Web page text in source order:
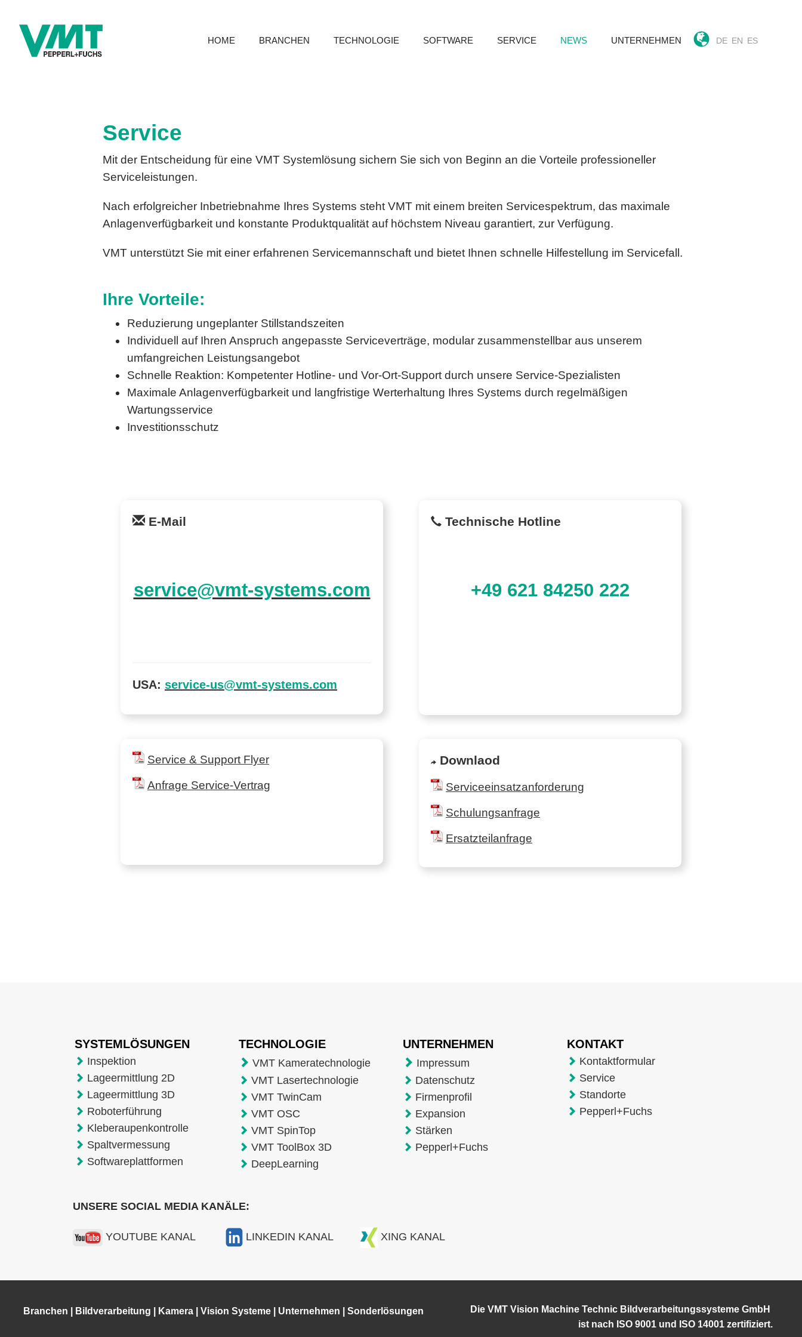
HOME BRANCHEN TECHNOLOGIE SOFTWARE SERVICE NEWS UNTERNEHMEN DE EN ES
Service
Mit der Entscheidung für eine VMT Systemlösung sichern Sie sich von Beginn an die Vorteile professioneller
Serviceleistungen.
Nach erfolgreicher Inbetriebnahme Ihres Systems steht VMT mit einem breiten Servicespektrum, das maximale
Anlagenverfügbarkeit und konstante Produktqualität auf höchstem Niveau garantiert, zur Verfügung.
VMT unterstützt Sie mit einer erfahrenen Servicemannschaft und bietet Ihnen schnelle Hilfestellung im Servicefall.
Ihre Vorteile:
Reduzierung ungeplanter Stillstandszeiten
Individuell auf Ihren Anspruch angepasste Serviceverträge, modular zusammenstellbar aus unserem
umfangreichen Leistungsangebot
Schnelle Reaktion: Kompetenter Hotline- und Vor-Ort-Support durch unsere Service-Spezialisten
Maximale Anlagenverfügbarkeit und langfristige Werterhaltung Ihres Systems durch regelmäßigen
Wartungsservice
Investitionsschutz
E-Mail
service@vmt-systems.com
USA: service-us@vmt-systems.com
Technische Hotline
+49 621 84250 222
Service & Support Flyer
Anfrage Service-Vertrag
Downlaod
Serviceeinsatzanforderung
Schulungsanfrage
Ersatzteilanfrage
SYSTEMLÖSUNGEN
Inspektion
Lageermittlung 2D
Lageermittlung 3D
Roboterführung
Kleberaupenkontrolle
Spaltvermessung
Softwareplattformen
TECHNOLOGIE
VMT Kameratechnologie
VMT Lasertechnologie
VMT TwinCam
VMT OSC
VMT SpinTop
VMT ToolBox 3D
DeepLearning
UNTERNEHMEN
Impressum
Datenschutz
Firmenprofil
Expansion
Stärken
Pepperl+Fuchs
KONTAKT
Kontaktformular
Service
Standorte
Pepperl+Fuchs
UNSERE SOCIAL MEDIA KANÄLE:
YOUTUBE KANAL LINKEDIN KANAL XING KANAL
Branchen Bildverarbeitung Kamera| Vision Systeme| Unternehmen Sonderlösungen
Die VMT Vision Machine Technic Bildverarbeitungssysteme GmbH
ist nach ISO 9001 und ISO 14001 zertifiziert.